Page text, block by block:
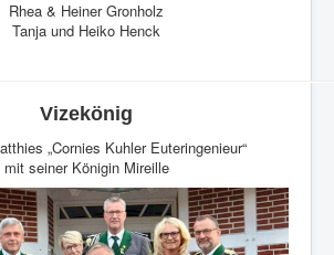
Rhea & Heiner Gronholz
Tanja und Heiko Henck
Vizekönig
„Cornies Kuhler Euteringenieur“
mit seiner Königin Mireille